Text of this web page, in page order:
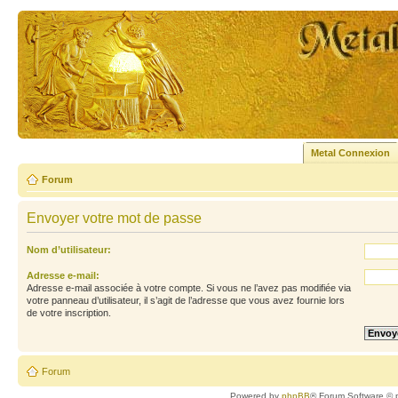
Metal Connexion
Forum
Envoyer votre mot de passe
Nom d’utilisateur:
Adresse e-mail:
Adresse e-mail associée à votre compte. Si vous ne l’avez pas modifiée via
votre panneau d’utilisateur, il s’agit de l’adresse que vous avez fournie lors
de votre inscription.
Forum
Powered byphpBB® Forum Software ©